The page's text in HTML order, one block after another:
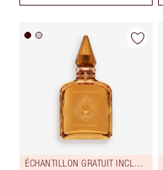
ÉCHANTILLON GRATUIT INCLUS !